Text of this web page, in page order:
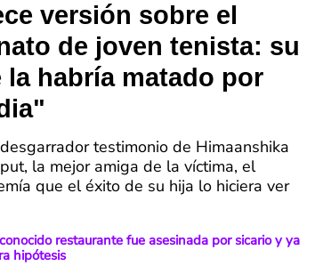
versión sobre el
de joven tenista: su
la habría matado por
testimonio de Himaanshika
la mejor amiga de la víctima, el
que el éxito de su hija lo hiciera ver
restaurante fue asesinada por sicario y ya
hipótesis